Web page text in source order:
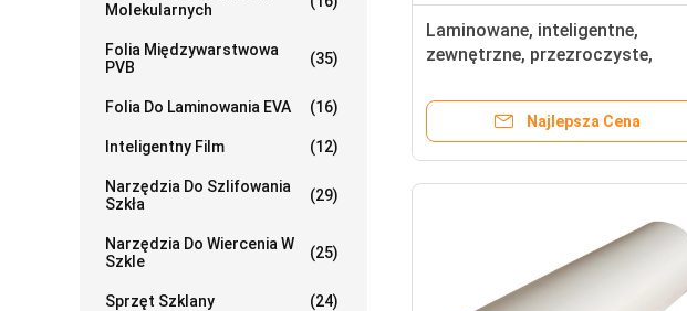
Molekularnych
Folia Międzywarstwowa
PVB
(35)
Folia Do Laminowania EVA (16)
Inteligentny Film (12)
Narzędzia Do Szlifowania
Szkła
(29)
Narzędzia Do Wiercenia W
Szkle
(25)
Sprzęt Szklany (24)
Laminowane, inteligentne,
zewnętrzne, przezroczyste,
PDLC
Najlepsza Cena